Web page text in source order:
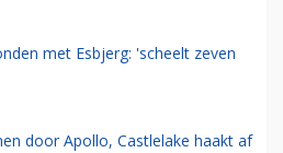
met Esbjerg: 'scheelt zeven
door Apollo, Castlelake haakt af